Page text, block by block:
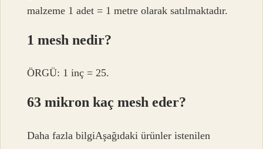
malzeme 1 adet = 1 metre olarak satılmaktadır.
1 mesh nedir?
ÖRGÜ: 1 inç = 25.
63 mikron kaç mesh eder?
Daha fazla bilgiAşağıdaki ürünler istenilen